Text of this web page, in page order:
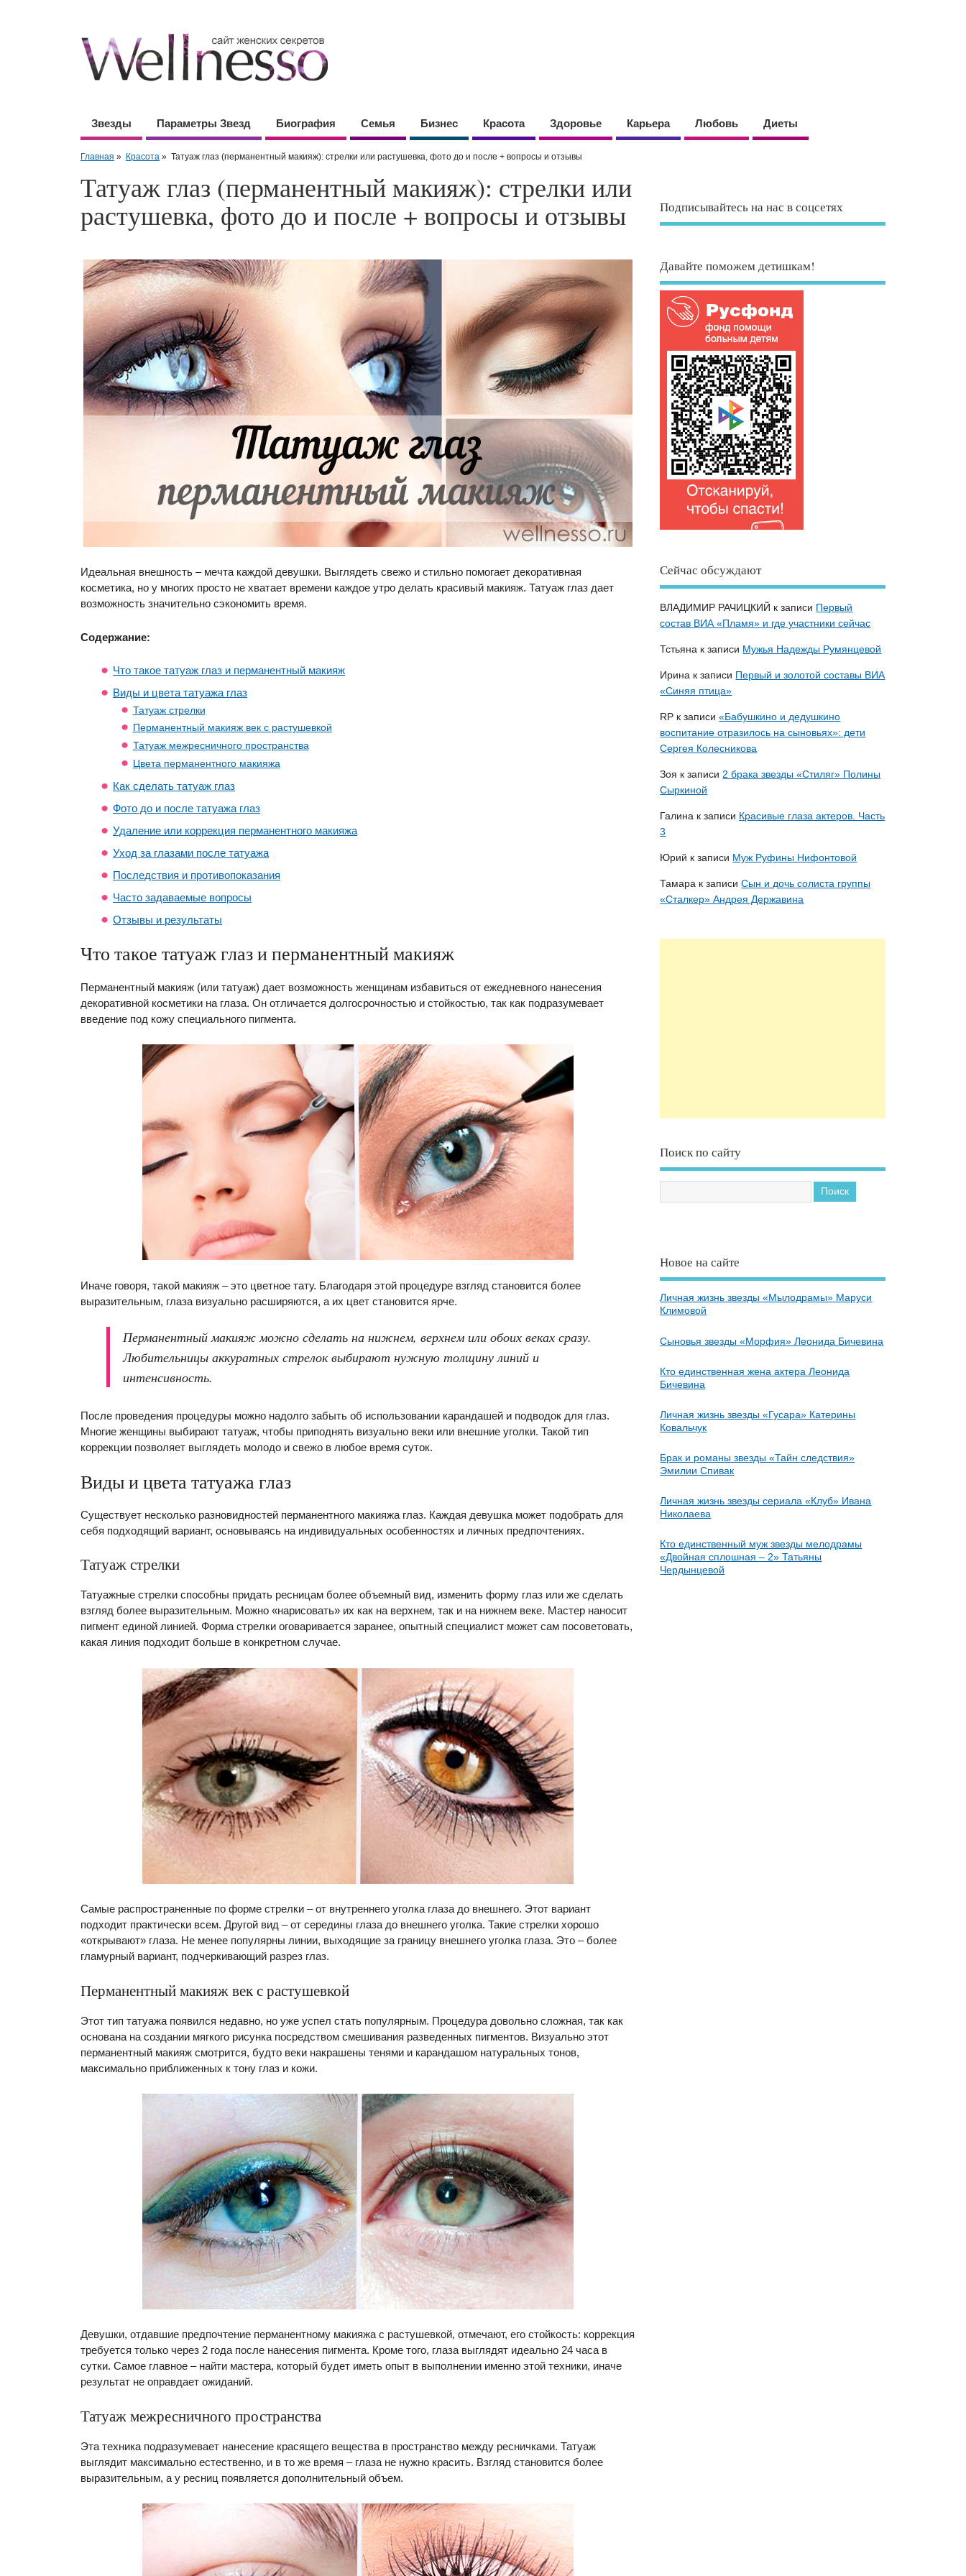
Звезды Параметры Звезд Биография Семья Бизнес Красота Здоровье Карьера Любовь Диеты
Главная » Красота » Татуаж глаз (перманентный макияж): стрелки или растушевка, фото до и после + вопросы и отзывы
Татуаж глаз (перманентный макияж): стрелки или
растушевка, фото до и после + вопросы и отзывы
Идеальная внешность – мечта каждой девушки. Выглядеть свежо и стильно помогает декоративная
косметика, но у многих просто не хватает времени каждое утро делать красивый макияж. Татуаж глаз дает
возможность значительно сэкономить время.
Содержание:
Что такое татуаж глаз и перманентный макияж
Виды и цвета татуажа глаз
Татуаж стрелки
Перманентный макияж век с растушевкой
Татуаж межресничного пространства
Цвета перманентного макияжа
Как сделать татуаж глаз
Фото до и после татуажа глаз
Удаление или коррекция перманентного макияжа
Уход за глазами после татуажа
Последствия и противопоказания
Часто задаваемые вопросы
Отзывы и результаты
Что такое татуаж глаз и перманентный макияж
Перманентный макияж (или татуаж) дает возможность женщинам избавиться от ежедневного нанесения
декоративной косметики на глаза. Он отличается долгосрочностью и стойкостью, так как подразумевает
введение под кожу специального пигмента.
Иначе говоря, такой макияж – это цветное тату. Благодаря этой процедуре взгляд становится более
выразительным, глаза визуально расширяются, а их цвет становится ярче.
Перманентный макияж можно сделать на нижнем, верхнем или обоих веках сразу.
Любительницы аккуратных стрелок выбирают нужную толщину линий и
интенсивность.
После проведения процедуры можно надолго забыть об использовании карандашей и подводок для глаз.
Многие женщины выбирают татуаж, чтобы приподнять визуально веки или внешние уголки. Такой тип
коррекции позволяет выглядеть молодо и свежо в любое время суток.
Виды и цвета татуажа глаз
Существует несколько разновидностей перманентного макияжа глаз. Каждая девушка может подобрать для
себя подходящий вариант, основываясь на индивидуальных особенностях и личных предпочтениях.
Татуаж стрелки
Татуажные стрелки способны придать ресницам более объемный вид, изменить форму глаз или же сделать
взгляд более выразительным. Можно «нарисовать» их как на верхнем, так и на нижнем веке. Мастер наносит
пигмент единой линией. Форма стрелки оговаривается заранее, опытный специалист может сам посоветовать,
какая линия подходит больше в конкретном случае.
Самые распространенные по форме стрелки – от внутреннего уголка глаза до внешнего. Этот вариант
подходит практически всем. Другой вид – от середины глаза до внешнего уголка. Такие стрелки хорошо
«открывают» глаза. Не менее популярны линии, выходящие за границу внешнего уголка глаза. Это – более
гламурный вариант, подчеркивающий разрез глаз.
Перманентный макияж век с растушевкой
Этот тип татуажа появился недавно, но уже успел стать популярным. Процедура довольно сложная, так как
основана на создании мягкого рисунка посредством смешивания разведенных пигментов. Визуально этот
перманентный макияж смотрится, будто веки накрашены тенями и карандашом натуральных тонов,
максимально приближенных к тону глаз и кожи.
Девушки, отдавшие предпочтение перманентному макияжа с растушевкой, отмечают, его стойкость: коррекция
требуется только через 2 года после нанесения пигмента. Кроме того, глаза выглядят идеально 24 часа в
сутки. Самое главное – найти мастера, который будет иметь опыт в выполнении именно этой техники, иначе
результат не оправдает ожиданий.
Татуаж межресничного пространства
Эта техника подразумевает нанесение красящего вещества в пространство между ресничками. Татуаж
выглядит максимально естественно, и в то же время – глаза не нужно красить. Взгляд становится более
выразительным, а у ресниц появляется дополнительный объем.
Подписывайтесь на нас в соцсетях
Давайте поможем детишкам!
Сейчас обсуждают
ВЛАДИМИР РАЧИЦКИЙ к записи Первый
состав ВИА «Пламя» и где участники сейчас
Тстьяна к записи Мужья Надежды Румянцевой
Ирина к записи Первый и золотой составы ВИА
«Синяя птица»
RP к записи«Бабушкино и дедушкино
воспитание отразилось на сыновьях»: дети
Сергея Колесникова
Зоя к записи 2 брака звезды «Стиляг» Полины
Сыркиной
Галина к записи Красивые глаза актеров. Часть
3
Юрий к записи Муж Руфины Нифонтовой
Тамара к записиСын и дочь солиста группы
«Сталкер» Андрея Державина
Поиск по сайту
Новое на сайте
Личная жизнь звезды «Мылодрамы» Маруси
Климовой
Сыновья звезды «Морфия» Леонида Бичевина
Кто единственная жена актера Леонида
Бичевина
Личная жизнь звезды «Гусара» Катерины
Ковальчук
Брак и романы звезды «Тайн следствия»
Эмилии Спивак
Личная жизнь звезды сериала «Клуб» Ивана
Николаева
Кто единственный муж звезды мелодрамы
«Двойная сплошная – 2» Татьяны
Чердынцевой